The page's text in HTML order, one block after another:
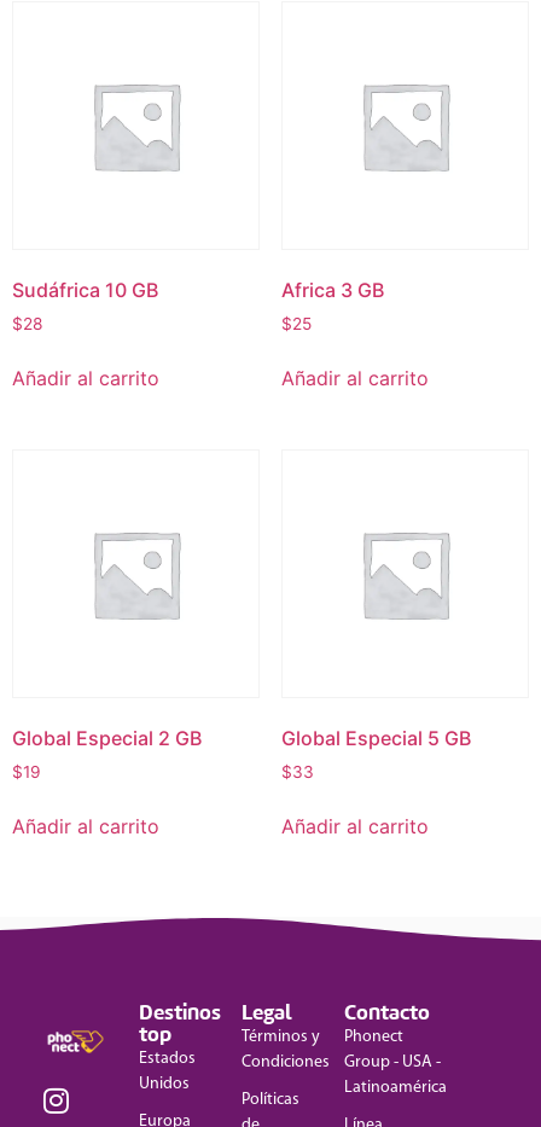
Sudáfrica 10 GB
$28
Añadir al carrito
Africa 3 GB
$25
Añadir al carrito
Global Especial 2 GB
$19
Añadir al carrito
Global Especial 5 GB
$33
Añadir al carrito
Destinos
top
Estados
Unidos
Europa
Legal
Términos y
Condiciones
Políticas
Contacto
Phonect
Group - USA -
Latinoamérica